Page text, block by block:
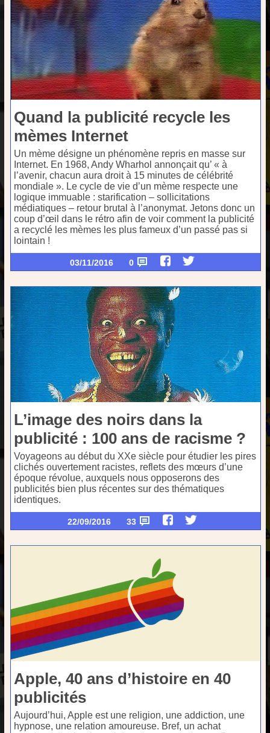
Quand la publicité recycle les
mèmes Internet
Un mème désigne un phénomène repris en masse sur
Internet. En 1968, Andy Wharhol annonçait qu’ « à
l’avenir, chacun aura droit à 15 minutes de célébrité
mondiale ». Le cycle de vie d’un mème respecte une
logique immuable : starification – sollicitations
médiatiques – retour brutal à l’anonymat. Jetons donc un
coup d’œil dans le rétro afin de voir comment la publicité
a recyclé les mèmes les plus fameux d’un passé pas si
lointain !
03/11/2016 0
L’image des noirs dans la
publicité : 100 ans de racisme ?
Voyageons au début du XXe siècle pour étudier les pires
clichés ouvertement racistes, reflets des mœurs d’une
époque révolue, auxquels nous opposerons des
publicités bien plus récentes sur des thématiques
identiques.
22/09/2016 33
Apple, 40 ans d’histoire en 40
publicités
Aujourd’hui, Apple est une religion, une addiction, une
hypnose, une relation amoureuse. Bref, un achat